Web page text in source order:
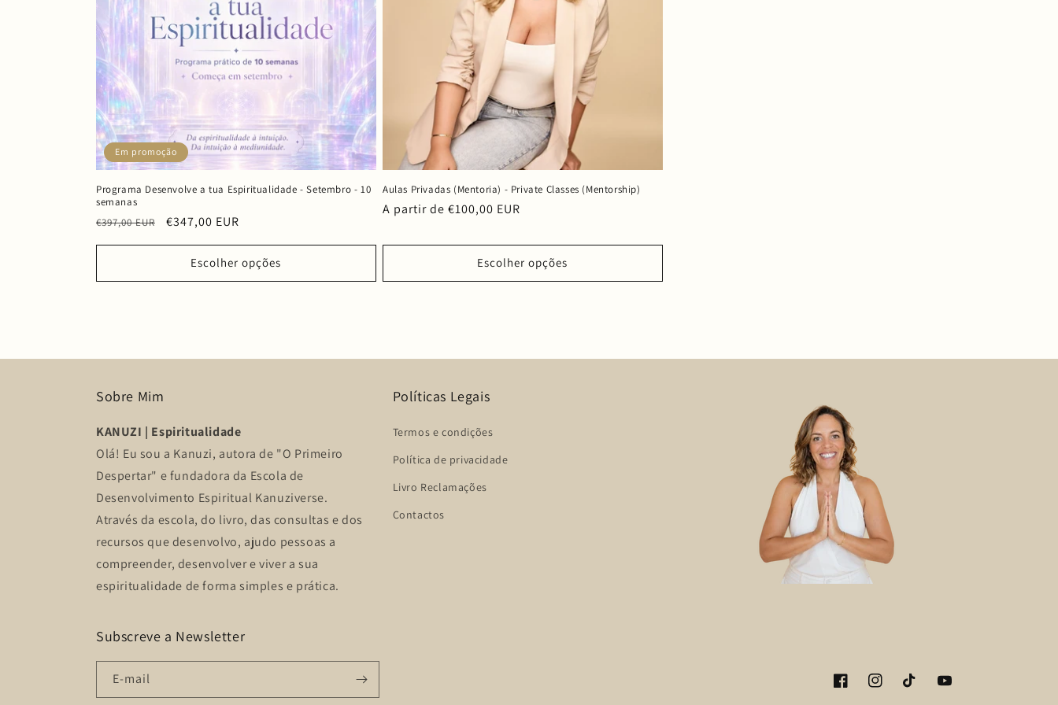
o
:
Em promoção
Programa Desenvolve a tua Espiritualidade - Setembro - 10
semanas
Preço
€397,00 EUR
Preço
saldo
€347,00 EUR
Escolher opções
Aulas Privadas (Mentoria) - Private Classes (Mentorship)
Preço
A partir de €100,00 EUR
Escolher opções
Sobre Mim
KANUZI | Espiritualidade
Olá! Eu sou a Kanuzi, autora de "O Primeiro
Despertar" e fundadora da Escola de
Desenvolvimento Espiritual Kanuziverse.
Através da escola, do livro, das consultas e dos
recursos que desenvolvo, ajudo pessoas a
compreender, desenvolver e viver a sua
espiritualidade de forma simples e prática.
Políticas Legais
Termos e condições
Política de privacidade
Livro Reclamações
Contactos
Subscreve a Newsletter
E-mail
FacebookInstagramTikTok YouTube